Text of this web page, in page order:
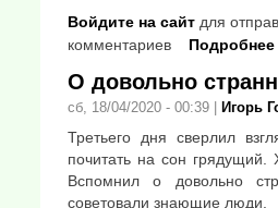
Войдите на сайт для
комментариев
Подробнее
О довольно
сб, 18/04/2020 - 00:39 Игорь
Третьего дня сверлил
почитать на сон грядущий.
Вспомнил о довольно
советовали знающие люди.